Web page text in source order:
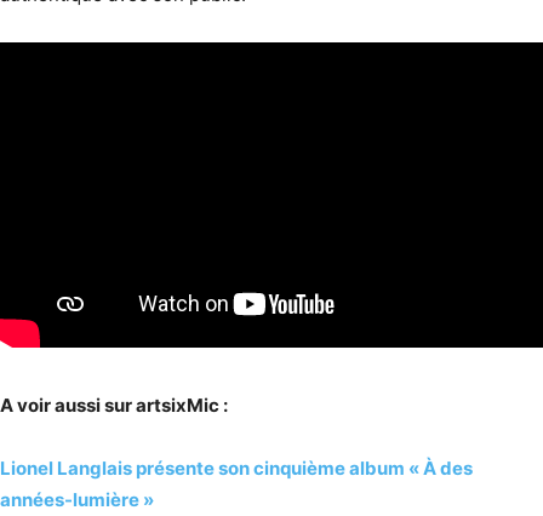
A voir aussi sur artsixMic :
Lionel Langlais présente son cinquième album « À des
années-lumière »